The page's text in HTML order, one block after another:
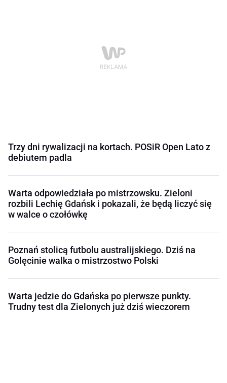
Trzy dni rywalizacji na kortach. POSiR Open Lato z
debiutem padla
Warta odpowiedziała po mistrzowsku. Zieloni
rozbili Lechię Gdańsk i pokazali, że będą liczyć się
w walce o czołówkę
Poznań stolicą futbolu australijskiego. Dziś na
Golęcinie walka o mistrzostwo Polski
Warta jedzie do Gdańska po pierwsze punkty.
Trudny test dla Zielonych już dziś wieczorem